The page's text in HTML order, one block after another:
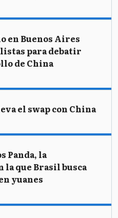
en Buenos Aires
para debatir
de China
el swap con China
Panda, la
que Brasil busca
yuanes